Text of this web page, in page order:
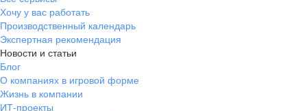
Хочу у вас работать
Производственный календарь
Экспертная рекомендация
Новости и статьи
Блог
О компаниях в игровой форме
Жизнь в компании
ИТ-проекты